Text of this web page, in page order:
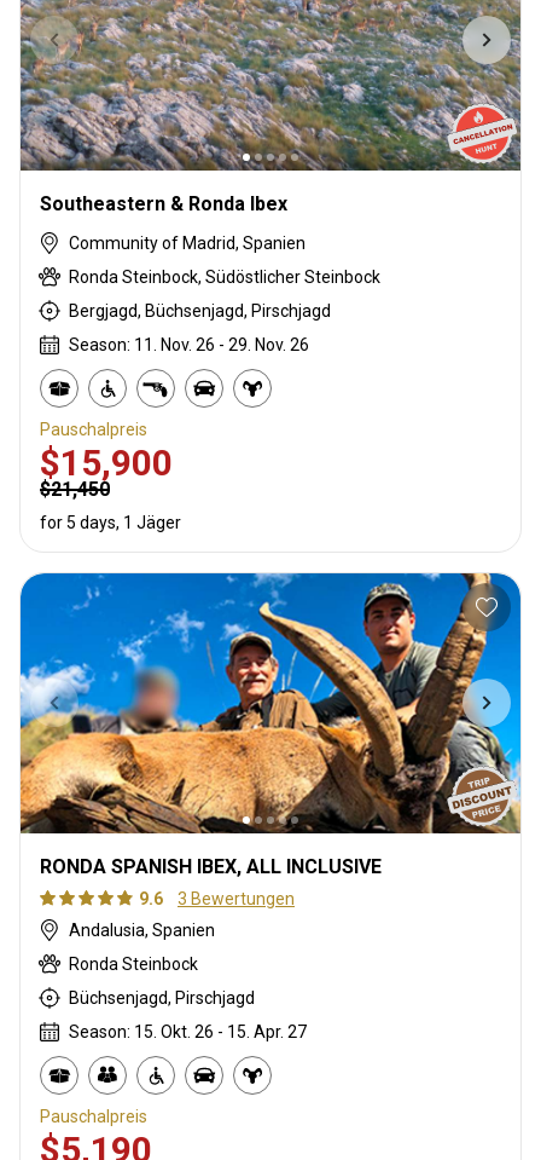
Southeastern & Ronda Ibex
Community of Madrid, Spanien
Ronda Steinbock, Südöstlicher Steinbock
Bergjagd, Büchsenjagd, Pirschjagd
Season: 11. Nov. 26 - 29. Nov. 26
Pauschalpreis
$15,900
$21,450
for 5 days, 1 Jäger
RONDA SPANISH IBEX, ALL INCLUSIVE
9.6
3 Bewertungen
Andalusia, Spanien
Ronda Steinbock
Büchsenjagd, Pirschjagd
Season: 15. Okt. 26 - 15. Apr. 27
Pauschalpreis
$5,190